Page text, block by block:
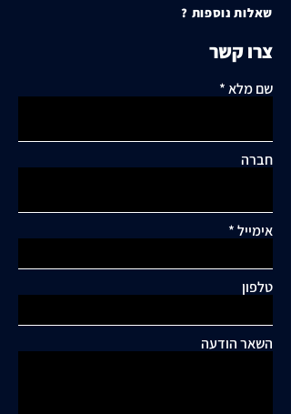
כלואה ובסיכון תחבורתי
תגובות
שאלות נוספות ?
צרו קשר
שם מלא
חברה
אימייל
טלפון
השאר הודעה